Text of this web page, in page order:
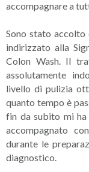
accompagnare a
Sono stato accolto
indirizzato alla
Colon Wash. Il
assolutamente
livello di pulizia
quanto tempo è
fin da subito mi ha
accompagnato
durante le
diagnostico.